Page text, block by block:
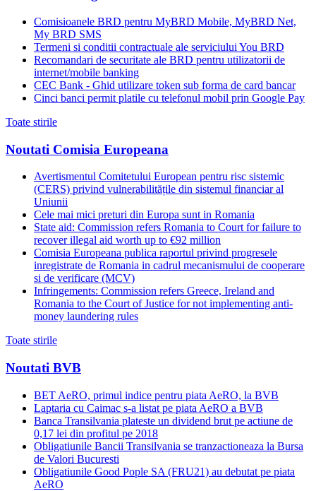
Comisioanele BRD pentru MyBRD Mobile, MyBRD Net,
My BRD SMS
Termeni si conditii contractuale ale serviciului You BRD
Recomandari de securitate ale BRD pentru utilizatorii de
internet/mobile banking
CEC Bank - Ghid utilizare token sub forma de card bancar
Cinci banci permit platile cu telefonul mobil prin Google Pay
Toate stirile
Noutati Comisia Europeana
Avertismentul Comitetului European pentru risc sistemic
(CERS) privind vulnerabilitățile din sistemul financiar al
Uniunii
Cele mai mici preturi din Europa sunt in Romania
State aid: Commission refers Romania to Court for failure to
recover illegal aid worth up to €92 million
Comisia Europeana publica raportul privind progresele
inregistrate de Romania in cadrul mecanismului de cooperare
si de verificare (MCV)
Infringements: Commission refers Greece, Ireland and
Romania to the Court of Justice for not implementing anti-
money laundering rules
Toate stirile
Noutati BVB
BET AeRO, primul indice pentru piata AeRO, la BVB
Laptaria cu Caimac s-a listat pe piata AeRO a BVB
Banca Transilvania plateste un dividend brut pe actiune de
0,17 lei din profitul pe 2018
Obligatiunile Bancii Transilvania se tranzactioneaza la Bursa
de Valori Bucuresti
Obligatiunile Good Pople SA (FRU21) au debutat pe piata
AeRO